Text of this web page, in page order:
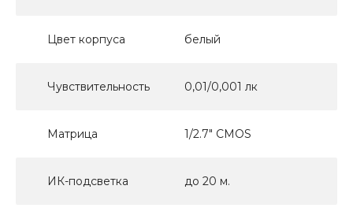
Цвет корпуса белый
Чувствительность 0,01/0,001 лк
Матрица 1/2.7" CMOS
ИК-подсветка до 20 м.